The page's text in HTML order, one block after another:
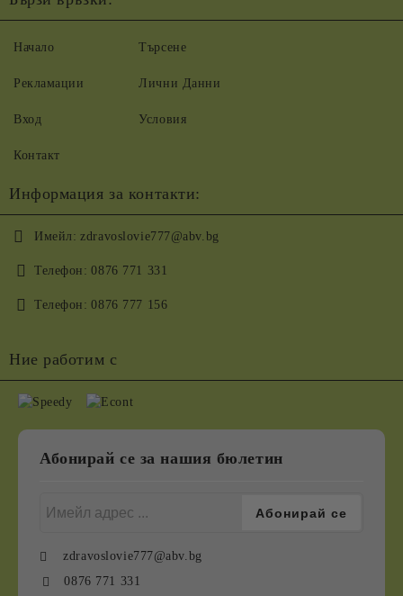
Начало
Рекламации
Вход
Контакт
Търсене
Лични Данни
Условия
Информация за контакти:
Имейл: zdravoslovie777@abv.bg
Телефон: 0876 771 331
Телефон: 0876 777 156
Ние работим с
Абонирай се за нашия бюлетин
zdravoslovie777@abv.bg
0876 771 331